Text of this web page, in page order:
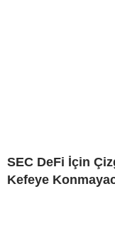
SEC DeFi İçin
Kefeye